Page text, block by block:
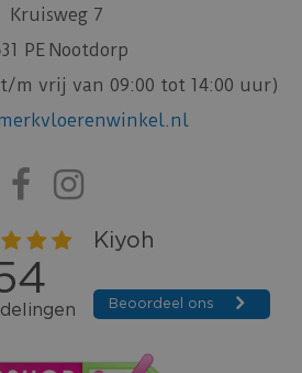
Kruisweg 7
PE Nootdorp
m vrij van 09:00 tot 14:00 uur)